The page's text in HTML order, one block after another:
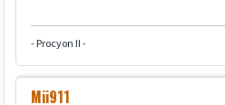
- Procyon II -
Mii911